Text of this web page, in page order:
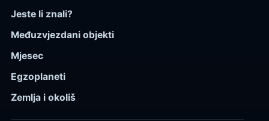
Jeste li znali?
Međuzvjezdani objekti
Mjesec
Egzoplaneti
Zemlja i okoliš